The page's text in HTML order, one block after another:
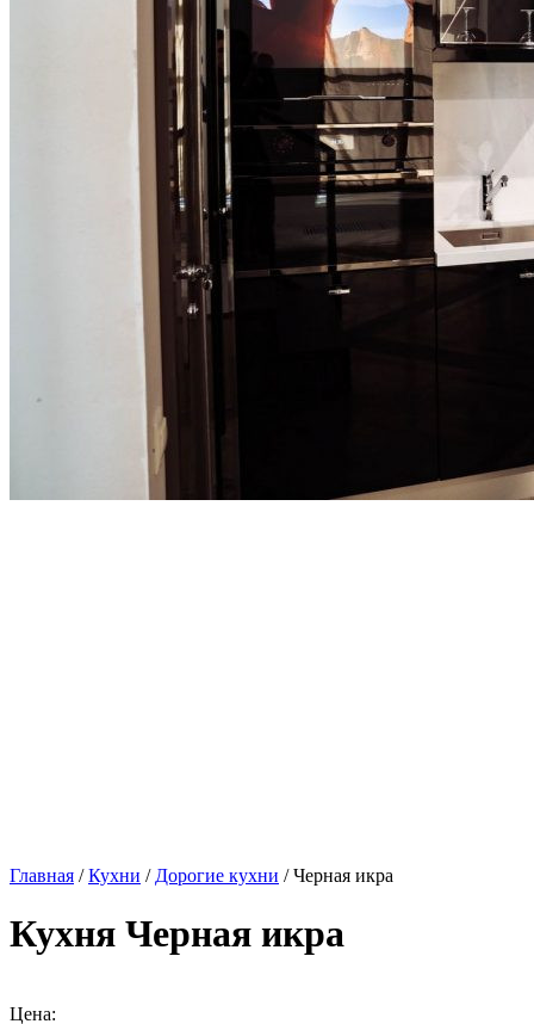
Главная /Кухни / Дорогие кухни / Черная икра
Кухня Черная икра
Цена: